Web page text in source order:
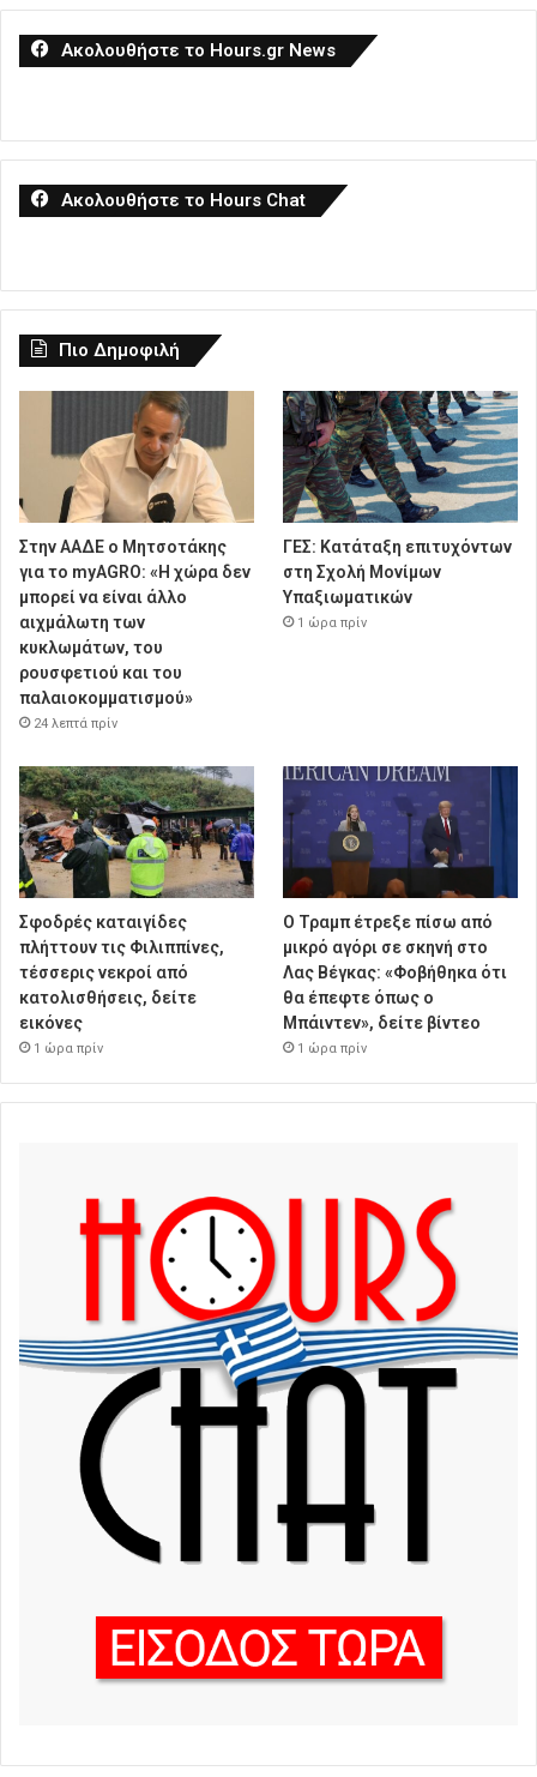
Ακολουθήστε το Hours.gr News
Ακολουθήστε το Hours Chat
Πιο Δημοφιλή
Στην ΑΑΔΕ ο Μητσοτάκης
για το myAGRO: «Η χώρα δεν
μπορεί να είναι άλλο
αιχμάλωτη των
κυκλωμάτων, του
ρουσφετιού και του
παλαιοκομματισμού»
24 λεπτά πρίν
ΓΕΣ: Κατάταξη επιτυχόντων
στη Σχολή Μονίμων
Υπαξιωματικών
1 ώρα πρίν
Σφοδρές καταιγίδες
πλήττουν τις Φιλιππίνες,
τέσσερις νεκροί από
κατολισθήσεις, δείτε
εικόνες
1 ώρα πρίν
Ο Τραμπ έτρεξε πίσω από
μικρό αγόρι σε σκηνή στο
Λας Βέγκας: «Φοβήθηκα ότι
θα έπεφτε όπως ο
Μπάιντεν», δείτε βίντεο
1 ώρα πρίν